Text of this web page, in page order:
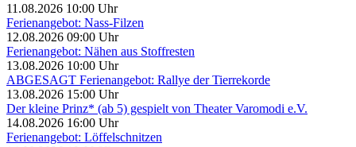
11.08.2026 10:00 Uhr
Ferienangebot: Nass-Filzen
12.08.2026 09:00 Uhr
Ferienangebot: Nähen aus Stoffresten
13.08.2026 10:00 Uhr
ABGESAGT Ferienangebot: Rallye der Tierrekorde
13.08.2026 15:00 Uhr
Der kleine Prinz* (ab 5) gespielt von Theater Varomodi e.V.
14.08.2026 16:00 Uhr
Ferienangebot: Löffelschnitzen